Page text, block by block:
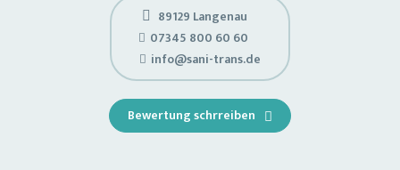
89129 Langenau
07345 800 60 60
info@sani-trans.de
Bewertung schrreiben